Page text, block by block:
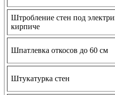
Штробление стен под
кирпиче
Шпатлевка откосов до 60 см
Штукатурка стен